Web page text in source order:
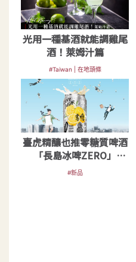
光用一種基酒就能調雞尾
酒！萊姆汁篇
#Taiwan | 在地頭條
臺虎精釀也推零糖質啤酒
「長島冰啤ZERO」
9.99％還0普林
#新品